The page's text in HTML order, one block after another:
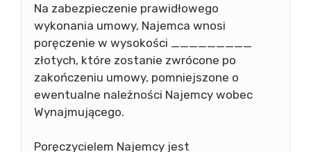
Na zabezpieczenie prawidłowego
wykonania umowy, Najemca wnosi
poręczenie w wysokości _________
złotych, które zostanie zwrócone po
zakończeniu umowy, pomniejszone o
ewentualne należności Najemcy wobec
Wynajmującego.
Poręczycielem Najemcy jest